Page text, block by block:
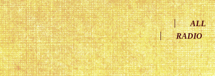
ALL
RADIO